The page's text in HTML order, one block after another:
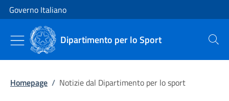
Vai al contenuto
Vai alla navigazione del sito
Governo Italiano
Dipartimento per lo Sport Cerca
Homepage / Notizie dal Dipartimento per lo sport